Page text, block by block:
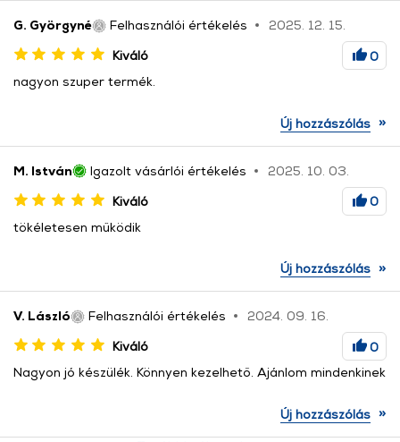
G. Györgyné Felhasználói értékelés
2025. 12. 15.
Kiváló
0
nagyon szuper termék.
Új hozzászólás »
M. István Igazolt vásárlói értékelés
2025. 10. 03.
Kiváló
0
tökéletesen működik
Új hozzászólás »
V. László Felhasználói értékelés
2024. 09. 16.
Kiváló
0
Nagyon jó készülék. Könnyen kezelhető. Ajánlom mindenkinek
Új hozzászólás »